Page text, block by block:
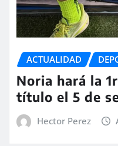
ACTUALIDAD
Noria hará la
título el 5 de
Hector Perez